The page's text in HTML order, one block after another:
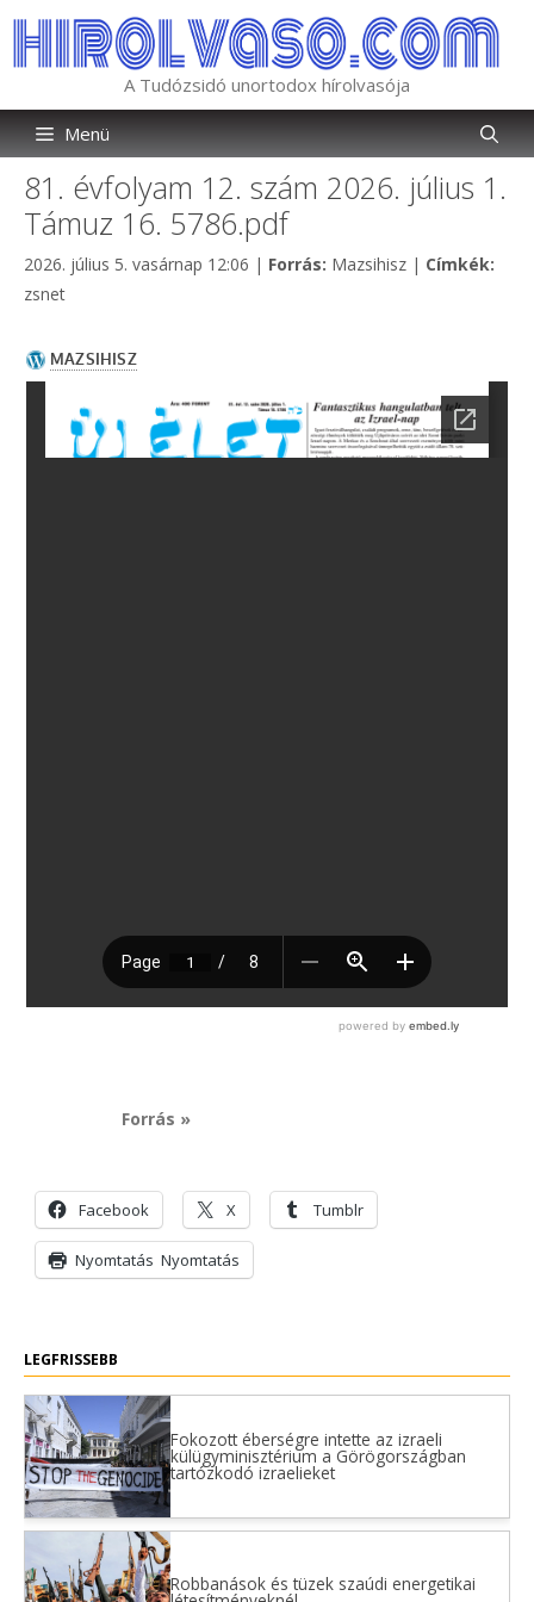
tartalomba
A Tudózsidó unortodox hírolvasója
Menü
81. évfolyam 12. szám 2026. július 1.
Támuz 16. 5786.pdf
2026. július 5. vasárnap 12:06 | Forrás: Kategória
Mazsihisz | Címkék:
zsnet
Forrás »
Facebook X Tumblr
Nyomtatás Nyomtatás
LEGFRISSEBB
Fokozott éberségre intette az izraeli
külügyminisztérium a Görögországban
tartózkodó izraelieket
Robbanások és tüzek szaúdi energetikai